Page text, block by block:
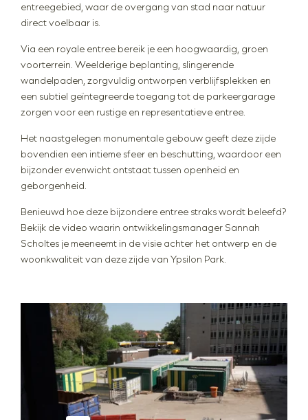
entreegebied, waar de overgang van stad naar natuur
direct voelbaar is.
Via een royale entree bereik je een hoogwaardig, groen
voorterrein. Weelderige beplanting, slingerende
wandelpaden, zorgvuldig ontworpen verblijfsplekken en
een subtiel geïntegreerde toegang tot de parkeergarage
zorgen voor een rustige en representatieve entree.
Het naastgelegen monumentale gebouw geeft deze zijde
bovendien een intieme sfeer en beschutting, waardoor een
bijzonder evenwicht ontstaat tussen openheid en
geborgenheid.
Benieuwd hoe deze bijzondere entree straks wordt beleefd?
Bekijk de video waarin ontwikkelingsmanager Sannah
Scholtes je meeneemt in de visie achter het ontwerp en de
woonkwaliteit van deze zijde van Ypsilon Park.